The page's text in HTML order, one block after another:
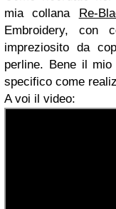
mia collana Re-
Embroidery, con
impreziosito da
perline. Bene il
specifico come
A voi il video: